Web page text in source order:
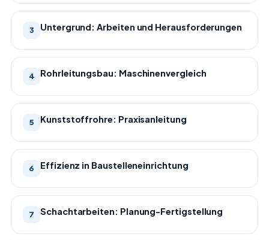
3 Untergrund: Arbeiten und Herausforderungen
4 Rohrleitungsbau: Maschinenvergleich
5 Kunststoffrohre: Praxisanleitung
6 Effizienz in Baustelleneinrichtung
7 Schachtarbeiten: Planung-Fertigstellung